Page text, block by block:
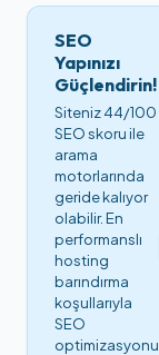
SEO
Yapınızı
Güçlendirin!
Siteniz 44/100
SEO skoru ile
arama
motorlarında
geride kalıyor
olabilir. En
performanslı
hosting
barındırma
koşullarıyla
SEO
optimizasyonu